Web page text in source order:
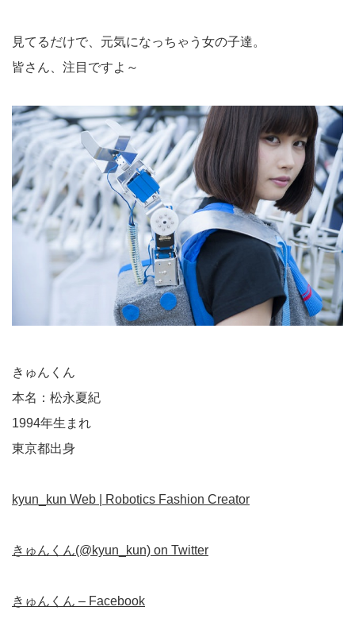
見てるだけで、元気になっちゃう女の子達。
皆さん、注目ですよ～
きゅんくん
本名：松永夏紀
1994年生まれ
東京都出身
kyun_kun Web | Robotics Fashion Creator
きゅんくん(@kyun_kun) on Twitter
きゅんくん – Facebook